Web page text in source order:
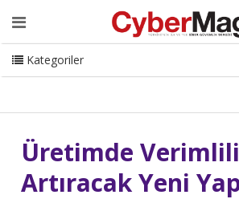
Ana Sayfa Hakkımızda Dergi
Danışmanlık
ISC Turkey Sizden
CyberMag Logo
Kategoriler
Üretimde
Artıracak Yeni